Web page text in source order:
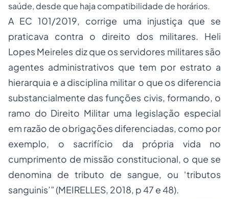
saúde, desde que haja compatibilidade de horários.
A EC 101/2019, corrige uma injustiça que se
praticava contra o direito dos militares. Heli
Lopes Meireles diz que os servidores militares são
agentes administrativos que tem por estrato a
hierarquia e a disciplina militar o que os diferencia
substancialmente das funções civis, formando, o
ramo do Direito Militar uma legislação especial
em razão de obrigações diferenciadas, como por
exemplo, o sacrifício da própria vida no
cumprimento de missão constitucional, o que se
denomina de tributo de sangue, ou ‘tributos
sanguinis’” (MEIRELLES, 2018, p 47 e 48).